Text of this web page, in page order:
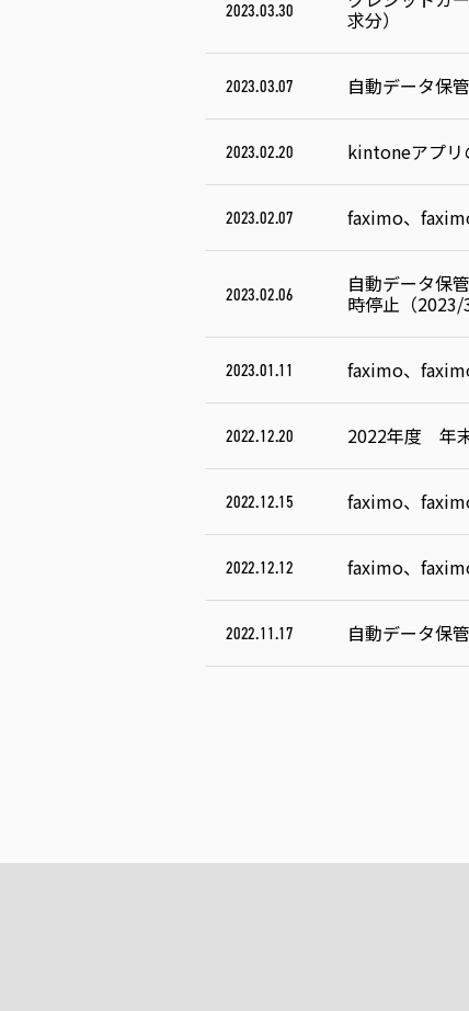
2023.03.30 求分）
2023.03.07 自動データ保
2023.02.20 kintoneアプリ
2023.02.07 faximo、
2023.02.06 自動データ保
時停止（
2023.01.11 faximo、
2022.12.20 2022年度 年
2022.12.15 faximo、
2022.12.12 faximo、
2022.11.17 自動データ保